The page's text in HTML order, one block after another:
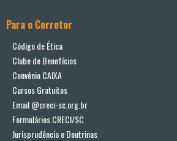
Para o Corretor
Código de Ética
Clube de Benefícios
Convênio CAIXA
Cursos Gratuitos
Email @creci-sc.org.br
Formulários CRECI/SC
Jurisprudência e Doutrinas